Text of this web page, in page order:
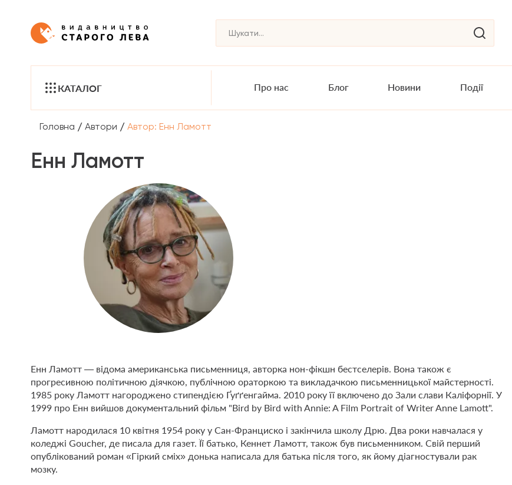
КАТАЛОГ Про нас Блог Новини Події
Головна / Автори / Автор: Енн Ламотт
Енн Ламотт
Енн Ламотт — відома американська письменниця, авторка нон-фікшн бестселерів. Вона також є
прогресивною політичною діячкою, публічною ораторкою та викладачкою письменницької майстерності.
1985 року Ламотт нагороджено стипендією Ґуґґенгайма. 2010 року її включено до Зали слави Каліфорнії. У
1999 про Енн вийшов документальний фільм "Bird by Bird with Annie: A Film Portrait of Writer Anne Lamott".
Ламотт народилася 10 квітня 1954 року у Сан-Франциско і закінчила школу Дрю. Два роки навчалася у
коледжі Goucher, де писала для газет. Її батько, Кеннет Ламотт, також був письменником. Свій перший
опублікований роман «Гіркий сміх» донька написала для батька після того, як йому діагностували рак
мозку.